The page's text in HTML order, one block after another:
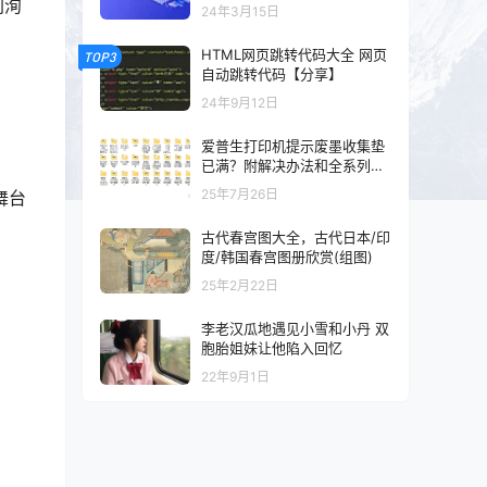
台
24年3月15日
TOP3
HTML网页跳转代码大全 网页
自动跳转代码【分享】
24年9月12日
爱普生打印机提示废墨收集垫
已满？附解决办法和全系列清
零工具和教程
25年7月26日
古代春宫图大全，古代日本/印
度/韩国春宫图册欣赏(组图)
25年2月22日
李老汉瓜地遇见小雪和小丹 双
胞胎姐妹让他陷入回忆
22年9月1日